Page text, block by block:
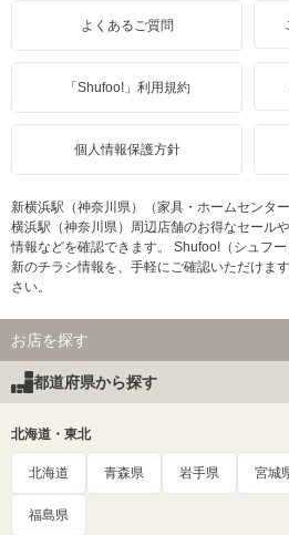
よくあるご質問
「Shufoo!」利用規約
個人情報保護方針
新横浜駅（神奈川県）（家具・ホームセンタ
横浜駅（神奈川県）周辺店舗のお得なセール
情報などを確認できます。 Shufoo!（シュフ
新のチラシ情報を、手軽にご確認いただけま
さい。
お店を探す
都道府県から探す
北海道・東北
北海道 青森県 岩手県 宮城
福島県